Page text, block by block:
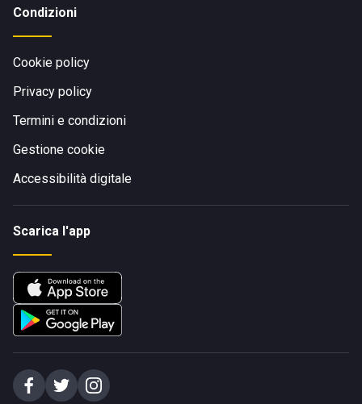
Condizioni
Cookie policy
Privacy policy
Termini e condizioni
Gestione cookie
Accessibilità digitale
Scarica l'app